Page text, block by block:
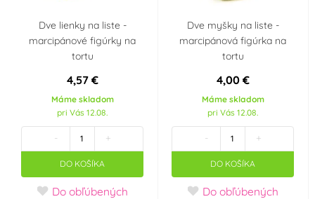
Dve lienky na liste -
marcipánové figúrky na
tortu
4,57 €
Máme skladom
pri Vás 12.08.
- +
DO KOŠÍKA
Do obľúbených
Dve myšky na liste -
marcipánová figúrka na
tortu
4,00 €
Máme skladom
pri Vás 12.08.
- +
DO KOŠÍKA
Do obľúbených